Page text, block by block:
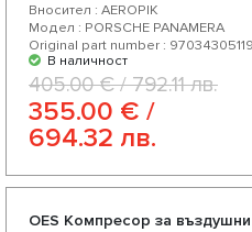
Вносител : AEROPIK
Модел : PORSCHE PANAMERA
Original part number : 97034305119
В наличност
405.00 € / 792.11 лв.
355.00 € /
694.32 лв.
OES Компресор за